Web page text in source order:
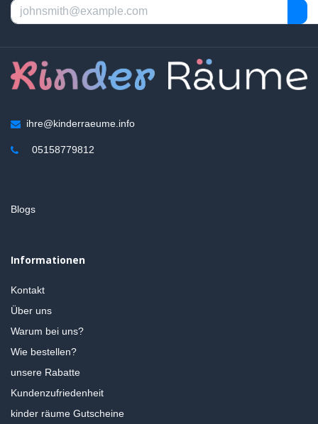
ihre@kinderraeume.info
05158779812
Blogs
Informationen
Kontakt
Über uns
Warum bei uns?
Wie bestellen?
unsere Rabatte
Kundenzufriedenheit
kinder räume Gutscheine